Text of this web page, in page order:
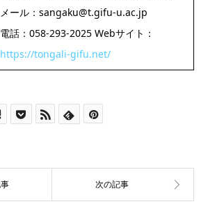
メール：sangaku@t.gifu-u.ac.jp
電話：058-293-2025 Webサイト：
https://tongali-gifu.net/